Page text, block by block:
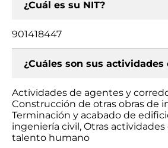
¿Cuál es su NIT?
901418447
¿Cuáles son sus actividades
Actividades de agentes y
Construcción de otras obras de
Terminación y acabado de
ingeniería civil, Otras
talento humano